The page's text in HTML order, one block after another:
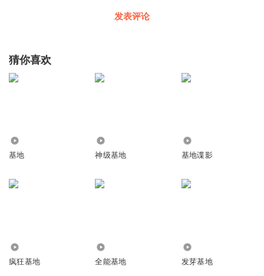
发表评论
猜你喜欢
基地 神级基地 基地谍影
疯狂基地 全能基地 发芽基地